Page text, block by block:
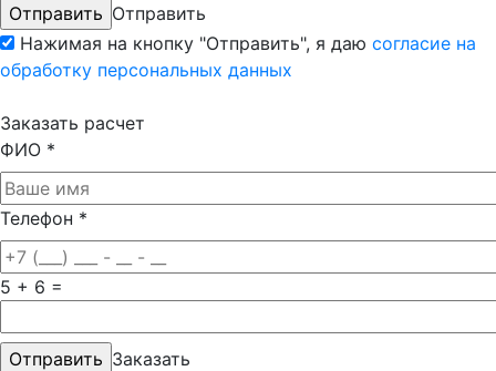
Отправить
Нажимая на кнопку "Отправить", я даю согласие на
обработку персональных данных
Заказать расчет
ФИО *
Телефон *
5 + 6 =
Заказать